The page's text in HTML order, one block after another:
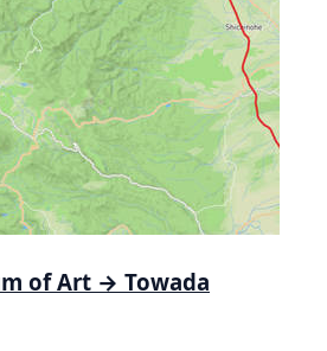
of Art → Towada